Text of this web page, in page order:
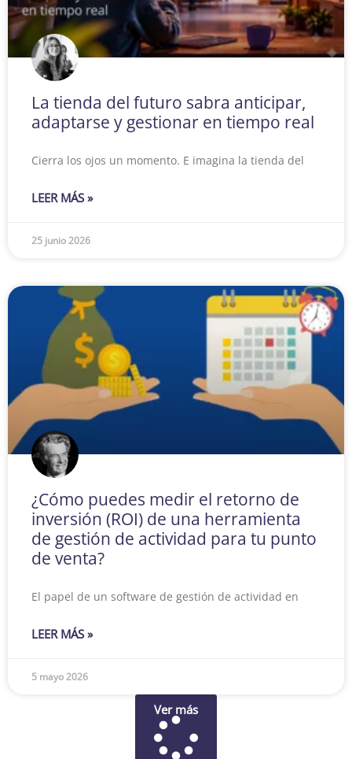
La tienda del futuro sabra anticipar,
adaptarse y gestionar en tiempo real
Cierra los ojos un momento. E imagina la tienda del
LEER MÁS »
25 junio 2026
¿Cómo puedes medir el retorno de
inversión (ROI) de una herramienta
de gestión de actividad para tu punto
de venta?
El papel de un software de gestión de actividad en
LEER MÁS »
5 mayo 2026
Ver más